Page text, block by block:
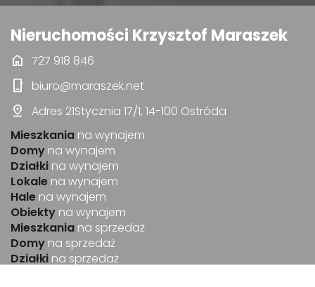
Nieruchomości Krzysztof Maraszek
home 727 918 846
phone_iphone biuro@maraszek.net
pin_drop
Adres 21Stycznia 17/1, 14-100 Ostróda
Mieszkania na wynajem
Domy na wynajem
Działki na wynajem
Lokale na wynajem
Hale na wynajem
Obiekty na wynajem
Mieszkania na sprzedaż
Domy na sprzedaż
Działki na sprzedaż